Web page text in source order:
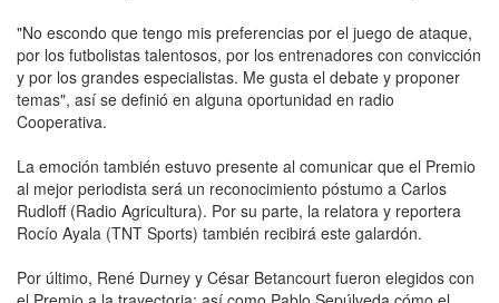
"No escondo que tengo mis preferencias por el juego de ataque,
por los futbolistas talentosos, por los entrenadores con convicción
y por los grandes especialistas. Me gusta el debate y proponer
temas", así se definió en alguna oportunidad en radio
Cooperativa.
La emoción también estuvo presente al comunicar que el Premio
al mejor periodista será un reconocimiento póstumo a Carlos
Rudloff (Radio Agricultura). Por su parte, la relatora y reportera
Rocío Ayala (TNT Sports) también recibirá este galardón.
Por último, René Durney y César Betancourt fueron elegidos con